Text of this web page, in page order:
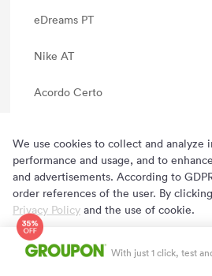
eDreams PT
Nike AT
Acordo Certo
Spartoo BE
Under Armour MX
Huawei MX
With just 1 click, test
We use cookies to collect and analyze
performance and usage, and to
and advertisements. According to
order references of the user. By
Privacy Policy and the use of cookie.
Cookie Preferences